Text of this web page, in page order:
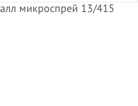
микроспрей 13/415